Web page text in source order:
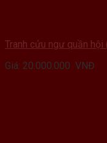
Tranh cửu ngư quần
Giá: 20.000.000 VNĐ